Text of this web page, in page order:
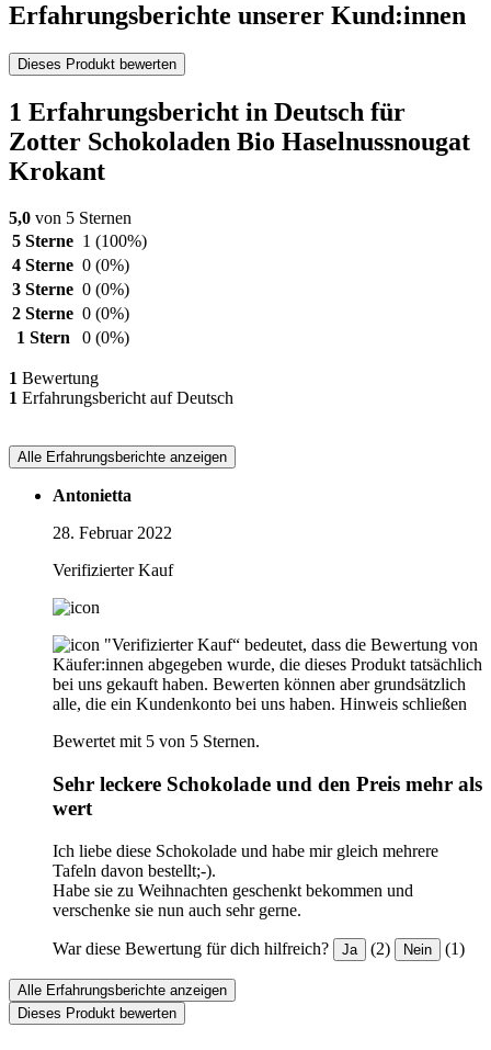
Erfahrungsberichte unserer Kund:innen
Dieses Produkt bewerten
1 Erfahrungsbericht in Deutsch für
Zotter Schokoladen Bio Haselnussnougat
Krokant
5,0 von 5 Sternen
5 Sterne 1 (100%)
4 Sterne 0 (0%)
3 Sterne 0 (0%)
2 Sterne 0 (0%)
1 Stern
0 (0%)
1 Bewertung
1 Erfahrungsbericht auf Deutsch
Alle Erfahrungsberichte anzeigen
Antonietta
28. Februar 2022
Verifizierter Kauf
"Verifizierter Kauf“ bedeutet, dass die Bewertung von
Käufer:innen abgegeben wurde, die dieses Produkt tatsächlich
bei uns gekauft haben. Bewerten können aber grundsätzlich
alle, die ein Kundenkonto bei uns haben. Hinweis schließen
Bewertet mit 5 von 5 Sternen.
Sehr leckere Schokolade und den Preis mehr als
wert
Ich liebe diese Schokolade und habe mir gleich mehrere
Tafeln davon bestellt;-).
Habe sie zu Weihnachten geschenkt bekommen und
verschenke sie nun auch sehr gerne.
War diese Bewertung für dich hilfreich? Ja (2) Nein (1)
Alle Erfahrungsberichte anzeigen
Dieses Produkt bewerten